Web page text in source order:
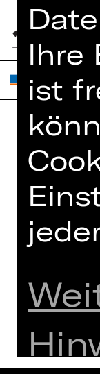
Home
Spielplan
Kartenkauf
Presse
Kontakt
Ihre
ist